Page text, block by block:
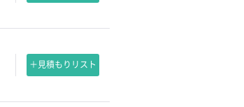
＋見積もりリスト